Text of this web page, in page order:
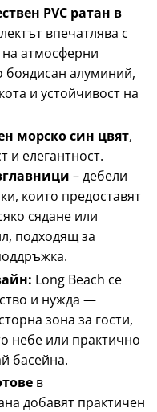
PVC ратан в
впечатлява с
атмосферни
боядисан алуминий,
и устойчивост на
морско син цвят,
и елегантност.
– дебели
които предоставят
сядане или
подходящ за
Long Beach се
и нужда —
зона за гости,
небе или практично
басейна.
в
добавят практичен